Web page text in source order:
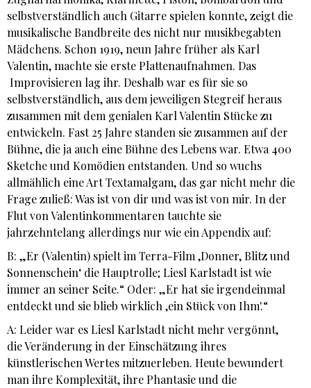
selbstverständlich auch Gitarre spielen konnte, zeigt die
musikalische Bandbreite des nicht nur musikbegabten
Mädchens. Schon 1919, neun Jahre früher als Karl
Valentin, machte sie erste Plattenaufnahmen. Das
Improvisieren lag ihr. Deshalb war es für sie so
selbstverständlich, aus dem jeweiligen Stegreif heraus
zusammen mit dem genialen Karl Valentin Stücke zu
entwickeln. Fast 25 Jahre standen sie zusammen auf der
Bühne, die ja auch eine Bühne des Lebens war. Etwa 400
Sketche und Komödien entstanden. Und so wuchs
allmählich eine Art Textamalgam, das gar nicht mehr die
Frage zuließ: Was ist von dir und was ist von mir. In der
Flut von Valentinkommentaren tauchte sie
jahrzehntelang allerdings nur wie ein Appendix auf:
B: „Er (Valentin) spielt im Terra-Film ,Donner, Blitz und
Sonnenschein‘ die Hauptrolle; Liesl Karlstadt ist wie
immer an seiner Seite.“ Oder: „Er hat sie irgendeinmal
entdeckt und sie blieb wirklich ,ein Stück von Ihm'.“
A: Leider war es Liesl Karlstadt nicht mehr vergönnt,
die Veränderung in der Einschätzung ihres
künstlerischen Wertes mitzuerleben. Heute bewundert
man ihre Komplexität, ihre Phantasie und die